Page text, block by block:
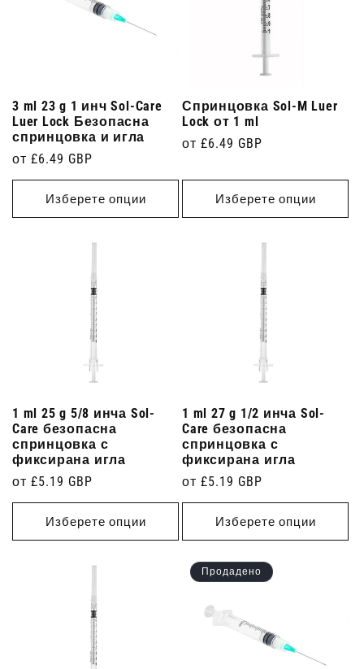
3 ml 23 g 1 инч Sol-Care
Luer Lock Безопасна
спринцовка и игла
Редовна
цена
от £6.49 GBP
Изберете опции
Спринцовка Sol-M Luer
Lock от 1 ml
Редовна
от £6.49 GBP
Изберете опции
1 ml 25 g 5/8 инча Sol-
Care безопасна
спринцовка с
фиксирана игла
Редовна
цена
от £5.19 GBP
Изберете опции
1 ml 27 g 1/2 инча Sol-
Care безопасна
спринцовка с
фиксирана игла
Редовна
цена
от £5.19 GBP
Изберете опции
Продадено